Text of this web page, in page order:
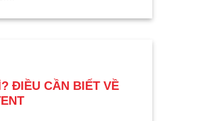
ĐIỀU CẦN BIẾT VỀ